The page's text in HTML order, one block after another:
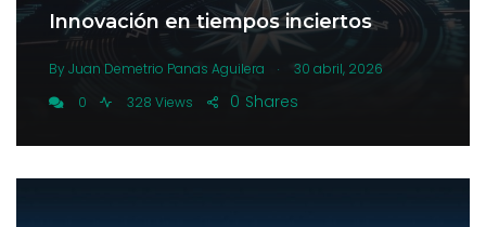
Innovación en tiempos inciertos
By Juan Demetrio Panas Aguilera .
30 abril, 2026
0
328 Views Shares
0